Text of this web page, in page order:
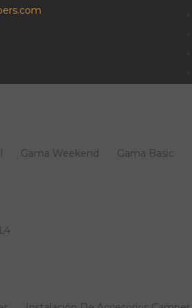
Gama Weekend Gama Basic